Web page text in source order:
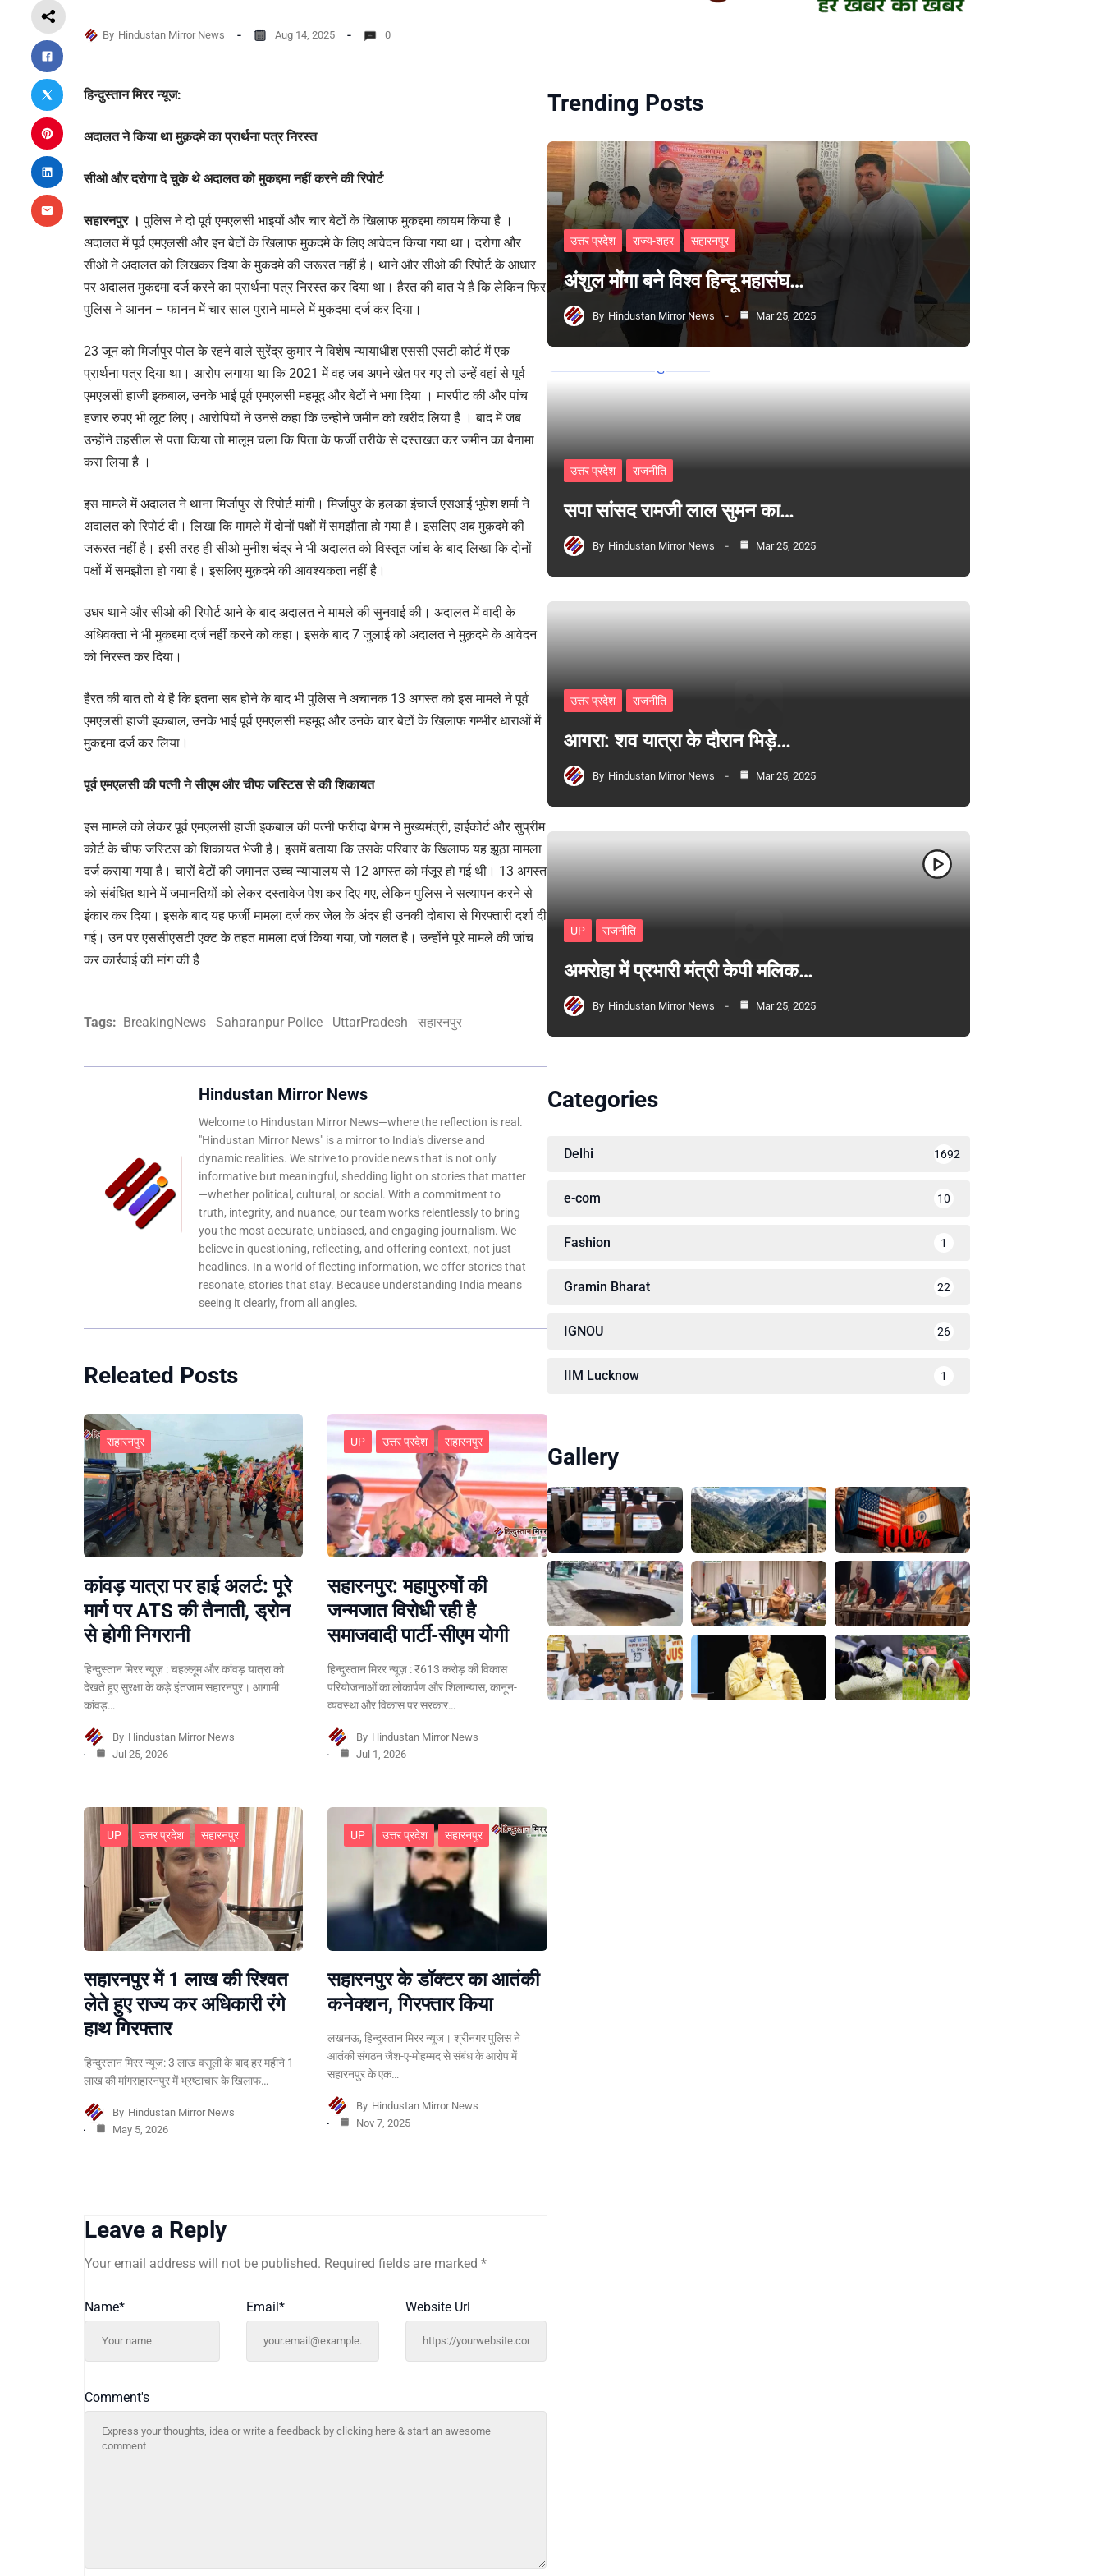
By Hindustan Mirror News Aug 14, 2025 0
हिन्दुस्तान मिरर न्यूज:
अदालत ने किया था मुक़दमे का प्रार्थना पत्र निरस्त
सीओ और दरोगा दे चुके थे अदालत को मुकद्दमा नहीं करने की रिपोर्ट
सहारनपुर । पुलिस ने दो पूर्व एमएलसी भाइयों और चार बेटों के खिलाफ मुकद्दमा कायम किया है ।
अदालत में पूर्व एमएलसी और इन बेटों के खिलाफ मुकदमे के लिए आवेदन किया गया था। दरोगा और
सीओ ने अदालत को लिखकर दिया के मुकदमे की जरूरत नहीं है। थाने और सीओ की रिपोर्ट के आधार
पर अदालत मुकद्दमा दर्ज करने का प्रार्थना पत्र निरस्त कर दिया था। हैरत की बात ये है कि लेकिन फिर
पुलिस ने आनन – फानन में चार साल पुराने मामले में मुकदमा दर्ज कर दिया।
23 जून को मिर्जापुर पोल के रहने वाले सुरेंद्र कुमार ने विशेष न्यायाधीश एससी एसटी कोर्ट में एक
प्रार्थना पत्र दिया था। आरोप लगाया था कि 2021 में वह जब अपने खेत पर गए तो उन्हें वहां से पूर्व
एमएलसी हाजी इकबाल, उनके भाई पूर्व एमएलसी महमूद और बेटों ने भगा दिया । मारपीट की और पांच
हजार रुपए भी लूट लिए। आरोपियों ने उनसे कहा कि उन्होंने जमीन को खरीद लिया है । बाद में जब
उन्होंने तहसील से पता किया तो मालूम चला कि पिता के फर्जी तरीके से दस्तखत कर जमीन का बैनामा
करा लिया है ।
इस मामले में अदालत ने थाना मिर्जापुर से रिपोर्ट मांगी। मिर्जापुर के हलका इंचार्ज एसआई भूपेश शर्मा ने
अदालत को रिपोर्ट दी। लिखा कि मामले में दोनों पक्षों में समझौता हो गया है। इसलिए अब मुक़दमे की
जरूरत नहीं है। इसी तरह ही सीओ मुनीश चंद्र ने भी अदालत को विस्तृत जांच के बाद लिखा कि दोनों
पक्षों में समझौता हो गया है। इसलिए मुक़दमे की आवश्यकता नहीं है।
उधर थाने और सीओ की रिपोर्ट आने के बाद अदालत ने मामले की सुनवाई की। अदालत में वादी के
अधिवक्ता ने भी मुकद्दमा दर्ज नहीं करने को कहा। इसके बाद 7 जुलाई को अदालत ने मुक़दमे के आवेदन
को निरस्त कर दिया।
हैरत की बात तो ये है कि इतना सब होने के बाद भी पुलिस ने अचानक 13 अगस्त को इस मामले ने पूर्व
एमएलसी हाजी इकबाल, उनके भाई पूर्व एमएलसी महमूद और उनके चार बेटों के खिलाफ गम्भीर धाराओं में
मुकद्दमा दर्ज कर लिया।
पूर्व एमएलसी की पत्नी ने सीएम और चीफ जस्टिस से की शिकायत
इस मामले को लेकर पूर्व एमएलसी हाजी इकबाल की पत्नी फरीदा बेगम ने मुख्यमंत्री, हाईकोर्ट और सुप्रीम
कोर्ट के चीफ जस्टिस को ​शिकायत भेजी है। इसमें बताया कि उसके परिवार के ​खिलाफ यह झूठा मामला
दर्ज कराया गया है। चारों बेटों की जमानत उच्च न्यायालय से 12 अगस्त को मंजूर हो गई थी। 13 अगस्त
को संबं​धित थाने में जमानतियों को लेकर दस्तावेज पेश कर दिए गए, लेकिन पुलिस ने सत्यापन करने से
इंकार कर दिया। इसके बाद यह फर्जी मामला दर्ज कर जेल के अंदर ही उनकी दोबारा से गिरफ्तारी दर्शा दी
गई। उन पर एससीएसटी एक्ट के तहत मामला दर्ज किया गया, जो गलत है। उन्होंने पूरे मामले की जांच
कर कार्रवाई की मांग की है
Tags: BreakingNews Saharanpur Police UttarPradesh सहारनपुर
Hindustan Mirror News
Welcome to Hindustan Mirror News—where the reflection is real.
"Hindustan Mirror News" is a mirror to India's diverse and
dynamic realities. We strive to provide news that is not only
informative but meaningful, shedding light on stories that matter
—whether political, cultural, or social. With a commitment to
truth, integrity, and nuance, our team works relentlessly to bring
you the most accurate, unbiased, and engaging journalism. We
believe in questioning, reflecting, and offering context, not just
headlines. In a world of fleeting information, we offer stories that
resonate, stories that stay. Because understanding India means
seeing it clearly, from all angles.
Releated Posts
सहारनपुर
कांवड़ यात्रा पर हाई अलर्ट: पूरे
मार्ग पर ATS की तैनाती, ड्रोन
से होगी निगरानी
हिन्दुस्तान मिरर न्यूज़ : चहल्लूम और कांवड़ यात्रा को
देखते हुए सुरक्षा के कड़े इंतजाम सहारनपुर। आगामी
कांवड़…
By Hindustan Mirror News
Jul 25, 2026
UP उत्तर प्रदेश सहारनपुर
सहारनपुर: महापुरुषों की
जन्मजात विरोधी रही है
समाजवादी पार्टी-सीएम योगी
हिन्दुस्तान मिरर न्यूज़ : ₹613 करोड़ की विकास
परियोजनाओं का लोकार्पण और शिलान्यास, कानून-
व्यवस्था और विकास पर सरकार…
By Hindustan Mirror News
Jul 1, 2026
UP उत्तर प्रदेश सहारनपुर
सहारनपुर में 1 लाख की रिश्वत
लेते हुए राज्य कर अधिकारी रंगे
हाथ गिरफ्तार
हिन्दुस्तान मिरर न्यूज: 3 लाख वसूली के बाद हर महीने 1
लाख की मांगसहारनपुर में भ्रष्टाचार के खिलाफ…
By Hindustan Mirror News
May 5, 2026
UP उत्तर प्रदेश सहारनपुर
सहारनपुर के डॉक्टर का आतंकी
कनेक्शन, गिरफ्तार किया
लखनऊ, हिन्दुस्तान मिरर न्यूज। श्रीनगर पुलिस ने
आतंकी संगठन जैश-ए-मोहम्मद से संबंध के आरोप में
सहारनपुर के एक…
By Hindustan Mirror News
Nov 7, 2025
Leave a Reply
Your email address will not be published. Required fields are marked *
Comment's
Name* Email * Website Url
Trending Posts
उत्तर प्रदेश राज्य-शहर सहारनपुर
अंशुल मोंगा बने विश्व हिन्दू महासंघ…
By Hindustan Mirror News Mar 25, 2025
उत्तर प्रदेश राजनीति
सपा सांसद रामजी लाल सुमन का…
By Hindustan Mirror News Mar 25, 2025
उत्तर प्रदेश राजनीति
आगरा: शव यात्रा के दौरान भिड़े…
By Hindustan Mirror News Mar 25, 2025
UP राजनीति
अमरोहा में प्रभारी मंत्री केपी मलिक…
By Hindustan Mirror News Mar 25, 2025
Categories
Delhi 1692
e-com 10
Fashion 1
Gramin Bharat 22
IGNOU 26
IIM Lucknow 1
Gallery